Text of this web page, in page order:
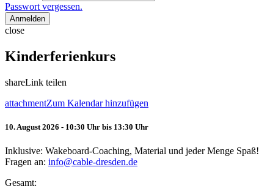
Passwort vergessen.
Anmelden
close
Kinderferienkurs
shareLink teilen
attachmentZum Kalendar hinzufügen
10. August 2026 - 10:30 Uhr bis 13:30 Uhr
Inklusive: Wakeboard-Coaching, Material und jeder Menge Spaß!
Fragen an: info@cable-dresden.de
Gesamt: